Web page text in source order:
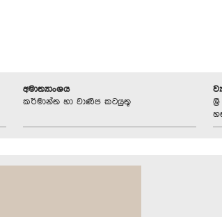
අමාත්‍යාංශය
කර්මාන්ත හා වාණිජ කටයුතූ